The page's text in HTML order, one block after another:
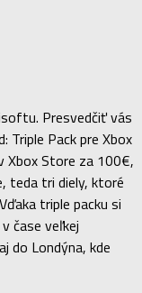
Presvedčiť vás
Triple Pack pre Xbox
Xbox Store za 100€,
teda tri diely, ktoré
triple packu si
čase veľkej
do Londýna, kde